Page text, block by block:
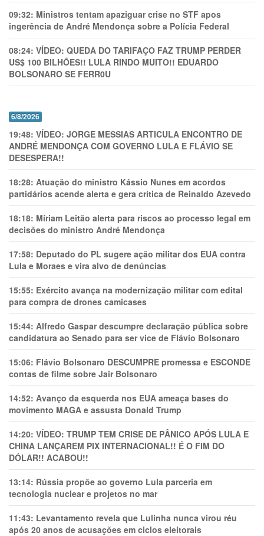
09:32: Ministros tentam apaziguar crise no STF apos
ingerência de André Mendonça sobre a Polícia Federal
08:24: VÍDEO: QUEDA DO TARIFAÇO FAZ TRUMP PERDER
US$ 100 BILHÕES!! LULA RINDO MUITO!! EDUARDO
BOLSONARO SE FERR0U
6/8/2026
19:48: VÍDEO: JORGE MESSIAS ARTICULA ENCONTRO DE
ANDRÉ MENDONÇA COM GOVERNO LULA E FLÁVIO SE
DESESPERA!!
18:28: Atuação do ministro Kássio Nunes em acordos
partidários acende alerta e gera crítica de Reinaldo Azevedo
18:18: Míriam Leitão alerta para riscos ao processo legal em
decisões do ministro André Mendonça
17:58: Deputado do PL sugere ação militar dos EUA contra
Lula e Moraes e vira alvo de denúncias
15:55: Exército avança na modernização militar com edital
para compra de drones camicases
15:44: Alfredo Gaspar descumpre declaração pública sobre
candidatura ao Senado para ser vice de Flávio Bolsonaro
15:06: Flávio Bolsonaro DESCUMPRE promessa e ESCONDE
contas de filme sobre Jair Bolsonaro
14:52: Avanço da esquerda nos EUA ameaça bases do
movimento MAGA e assusta Donald Trump
14:20: VÍDEO: TRUMP TEM CRlSE DE PÂNlCO APÓS LULA E
CHINA LANÇAREM PIX INTERNACIONAL!! É O FIM DO
DÓLAR!! ACABOU!!
13:14: Rússia propõe ao governo Lula parceria em
tecnologia nuclear e projetos no mar
11:43: Levantamento revela que Lulinha nunca virou réu
após 20 anos de acusações em ciclos eleitorais